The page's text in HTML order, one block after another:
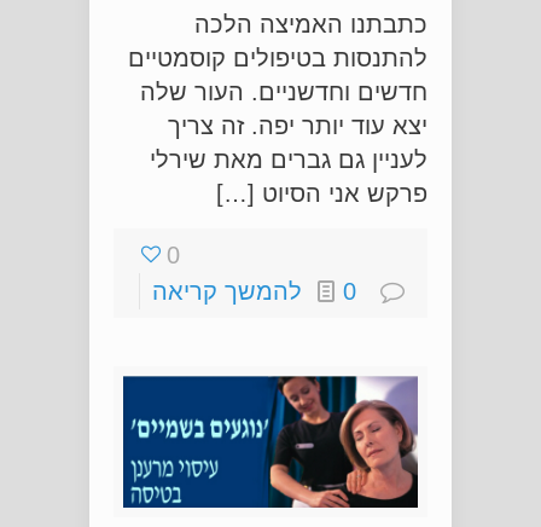
כתבתנו האמיצה הלכה
להתנסות בטיפולים קוסמטיים
חדשים וחדשניים. העור שלה
יצא עוד יותר יפה. זה צריך
לעניין גם גברים מאת שירלי
פרקש אני הסיוט […]
0
0
להמשך קריאה